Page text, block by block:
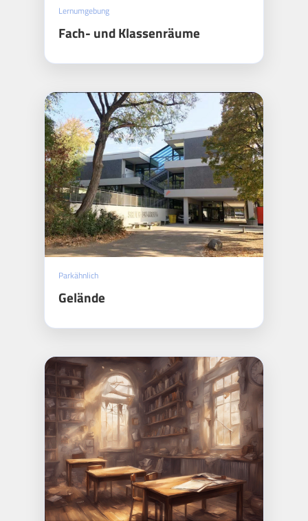
Lernumgebung
Fach- und Klassenräume
Parkähnlich
Gelände